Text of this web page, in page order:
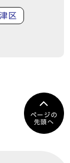
区
ページの
先頭へ